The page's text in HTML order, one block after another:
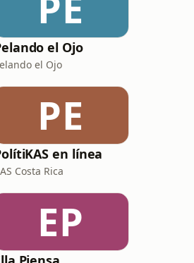
el Ojo
el Ojo
PE
en línea
Costa Rica
EP